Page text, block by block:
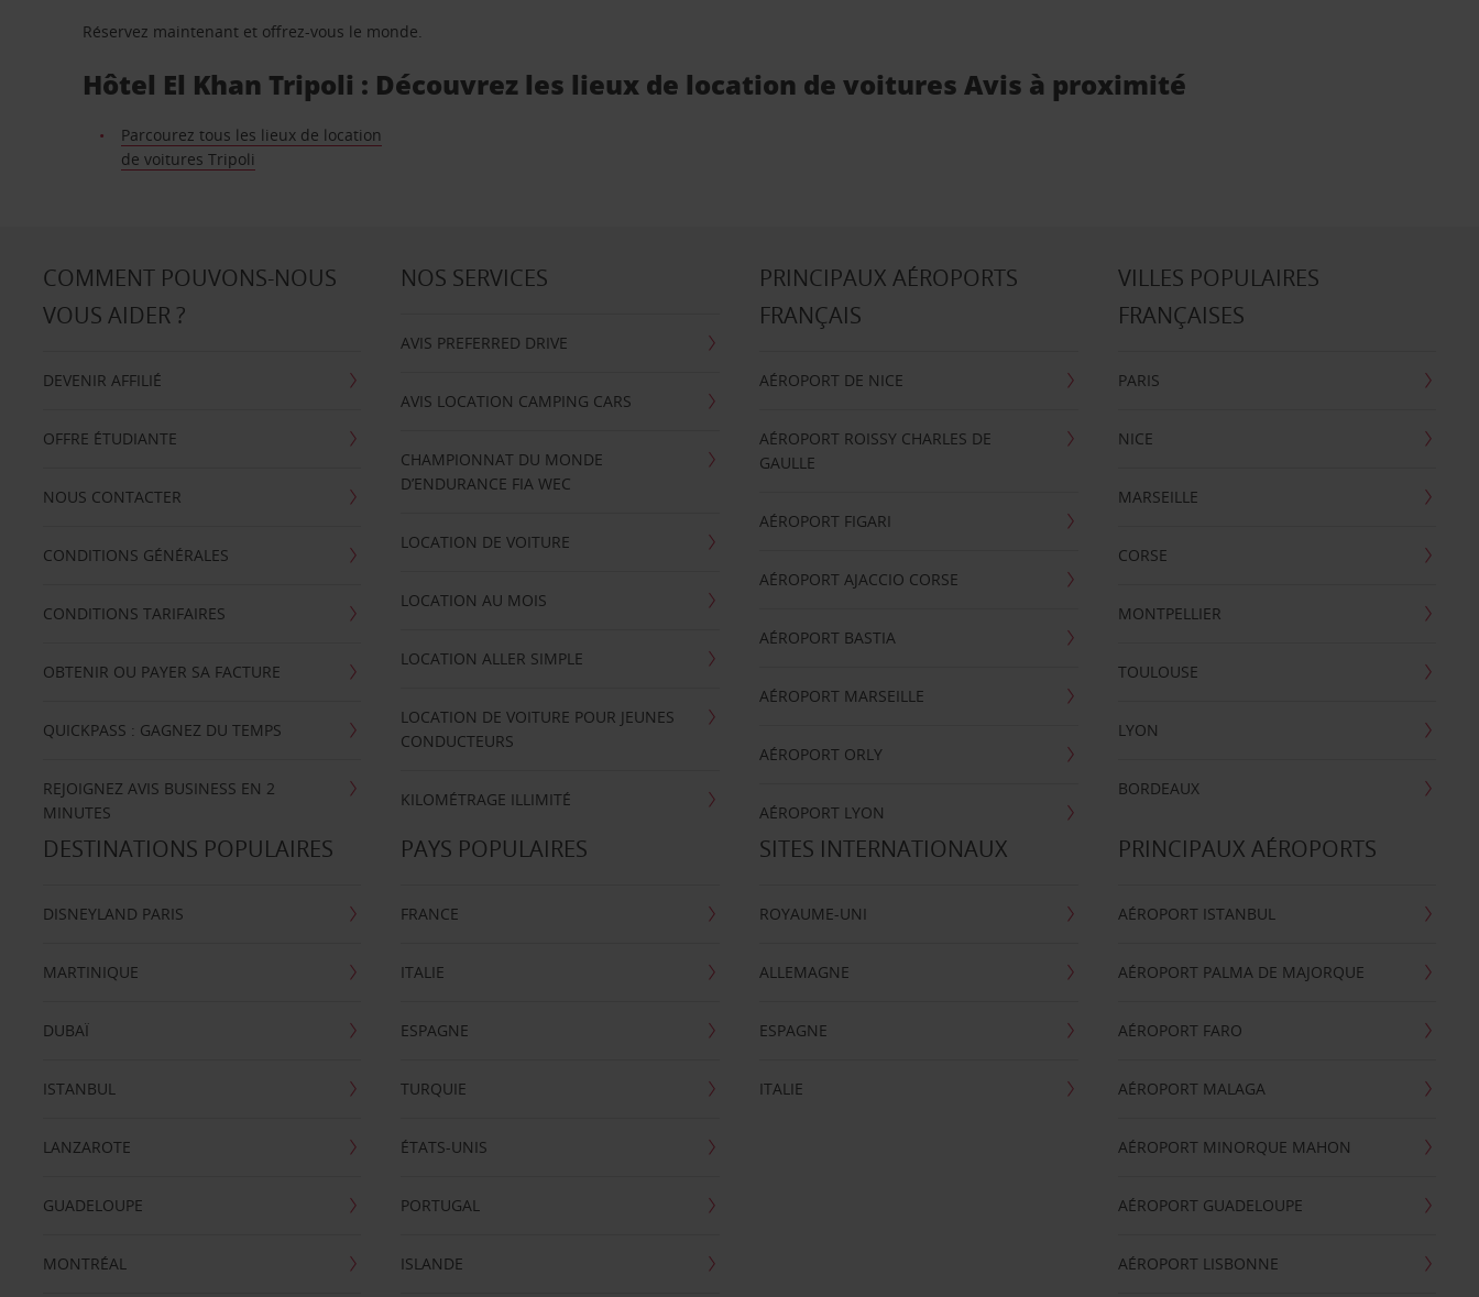
Réservez maintenant et offrez-vous le monde.
Hôtel El Khan Tripoli : Découvrez les lieux de location de voitures Avis à proximité
Parcourez tous les lieux de location
de voitures Tripoli
COMMENT POUVONS-NOUS
VOUS AIDER ?
DEVENIR AFFILIÉ
OFFRE ÉTUDIANTE
NOUS CONTACTER
CONDITIONS GÉNÉRALES
CONDITIONS TARIFAIRES
OBTENIR OU PAYER SA FACTURE
QUICKPASS : GAGNEZ DU TEMPS
REJOIGNEZ AVIS BUSINESS EN 2
MINUTES
NOS SERVICES
AVIS PREFERRED DRIVE
AVIS LOCATION CAMPING CARS
CHAMPIONNAT DU MONDE
D’ENDURANCE FIA WEC
LOCATION DE VOITURE
LOCATION AU MOIS
LOCATION ALLER SIMPLE
LOCATION DE VOITURE POUR JEUNES
CONDUCTEURS
KILOMÉTRAGE ILLIMITÉ
PRINCIPAUX AÉROPORTS
FRANÇAIS
AÉROPORT DE NICE
AÉROPORT ROISSY CHARLES DE
GAULLE
AÉROPORT FIGARI
AÉROPORT AJACCIO CORSE
AÉROPORT BASTIA
AÉROPORT MARSEILLE
AÉROPORT ORLY
AÉROPORT LYON
VILLES POPULAIRES
FRANÇAISES
PARIS
NICE
MARSEILLE
CORSE
MONTPELLIER
TOULOUSE
LYON
BORDEAUX
DESTINATIONS POPULAIRES
DISNEYLAND PARIS
MARTINIQUE
DUBAÏ
ISTANBUL
LANZAROTE
GUADELOUPE
MONTRÉAL
PAYS POPULAIRES
FRANCE
ITALIE
ESPAGNE
TURQUIE
ÉTATS-UNIS
PORTUGAL
ISLANDE
SITES INTERNATIONAUX
ROYAUME-UNI
ALLEMAGNE
ESPAGNE
ITALIE
PRINCIPAUX AÉROPORTS
AÉROPORT ISTANBUL
AÉROPORT PALMA DE MAJORQUE
AÉROPORT FARO
AÉROPORT MALAGA
AÉROPORT MINORQUE MAHON
AÉROPORT GUADELOUPE
AÉROPORT LISBONNE